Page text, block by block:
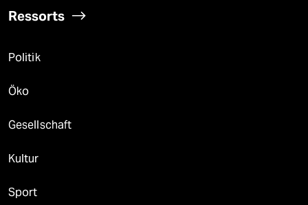
Ressorts
Politik
Öko
Gesellschaft
Kultur
Sport